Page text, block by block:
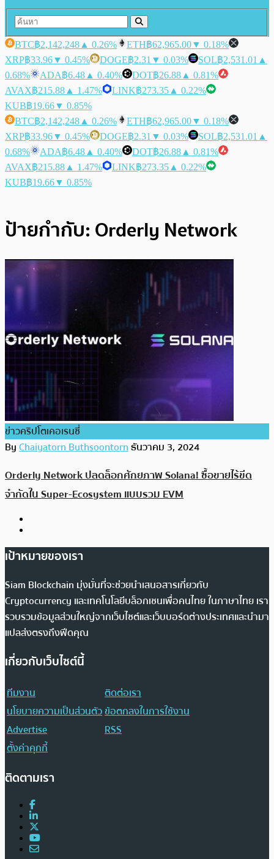
BTC฿2,142,248 ▲ 0.26% ETH฿62,965.00▼ 0.18%
XRP฿33.96▼ 0.45% DOGE฿2.31 ▼ 0.03% SOL฿2,531.01 ▲
0.68%
ADA฿6.48 ▲ 0.40% DOT฿26.88 ▲ 0.81%
AVAX฿215.88 ▲ 1.47% LINK฿273.35 ▲ 0.22%
KUB฿19.66▼ 0.85%
BTC฿2,142,248 ▲ 0.26% ETH฿62,965.00▼ 0.18%
XRP฿33.96▼ 0.45% DOGE฿2.31 ▼ 0.03% SOL฿2,531.01 ▲
0.68%
ADA฿6.48 ▲ 0.40% DOT฿26.88 ▲ 0.81%
AVAX฿215.88 ▲ 1.47% LINK฿273.35 ▲ 0.22%
KUB฿19.66▼ 0.85%
ป้ายกำกับ: Orderly Network
ข่าวคริปโตเคอเรนซี่
ByChaiyatorn Buthsoontornธันวาคม 3, 2024
Orderly Network ปลดล็อกศักยภาพ Solana! ซื้อขายไร้ขีด
จำกัดใน Super-Ecosystem แบบรวม EVM
เป้าหมายของเรา
Siam Blockchain มุ่งมั่นที่จะช่วยนำเสนอสารเกี่ยวกับ
Cryptocurrency และเทคโนโลยีบล็อกเชนเพื่อคนไทย ในภาษาไทย เรา
รวบรวมข้อมูลส่วนใหญ่จากเว็บไซต์และเว็บบอร์ดต่างประเทศและนำมา
แปลส่งตรงถึงฟีดคุณ
เกี่ยวกับเว็บไซต์นี้
ทีมงาน
ติดต่อเรา
นโยบายความเป็นส่วนตัวข้อตกลงในการใช้งาน
Advertise
RSS
ตั้งค่าคุกกี้
ติดตามเรา